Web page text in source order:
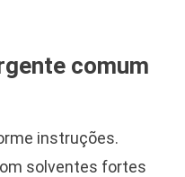
comum
instruções.
solventes fortes